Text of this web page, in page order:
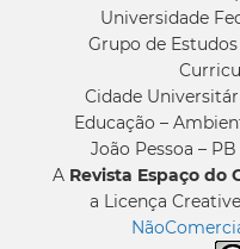
Universidade
Grupo de
Cidade
Educação –
João Pessoa –
A Revista Espaço do
a Licença